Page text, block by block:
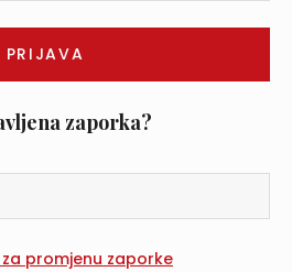
zaporka?